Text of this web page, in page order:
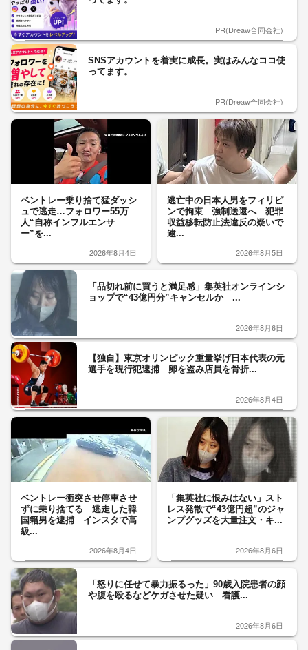
PR(Dreaw合同会社)
SNSアカウントを着実に成長。実はみんなココ使
ってます。
PR(Dreaw合同会社)
ベントレー乗り捨て猛ダッシ
ュで逃走…フォロワー55万
人“自称インフルエンサ
ー”を...
2026年8月4日
逃亡中の日本人男をフィリピ
ンで拘束 強制送還へ 犯罪
収益移転防止法違反の疑いで
逮...
2026年8月5日
「品切れ前に買うと満足感」集英社オンラインシ
ョップで“43億円分”キャンセルか ...
2026年8月6日
【独自】東京オリンピック重量挙げ日本代表の元
選手を現行犯逮捕 卵を盗み店員を骨折...
2026年8月4日
ベントレー衝突させ停車させ
ずに乗り捨てる 逃走した韓
国籍男を逮捕 インスタで高
級...
2026年8月4日
「集英社に恨みはない」スト
レス発散で“43億円超”のジャ
ンプグッズを大量注文・キ...
2026年8月6日
「怒りに任せて暴力振るった」90歳入院患者の顔
や腹を殴るなどケガさせた疑い 看護...
2026年8月6日